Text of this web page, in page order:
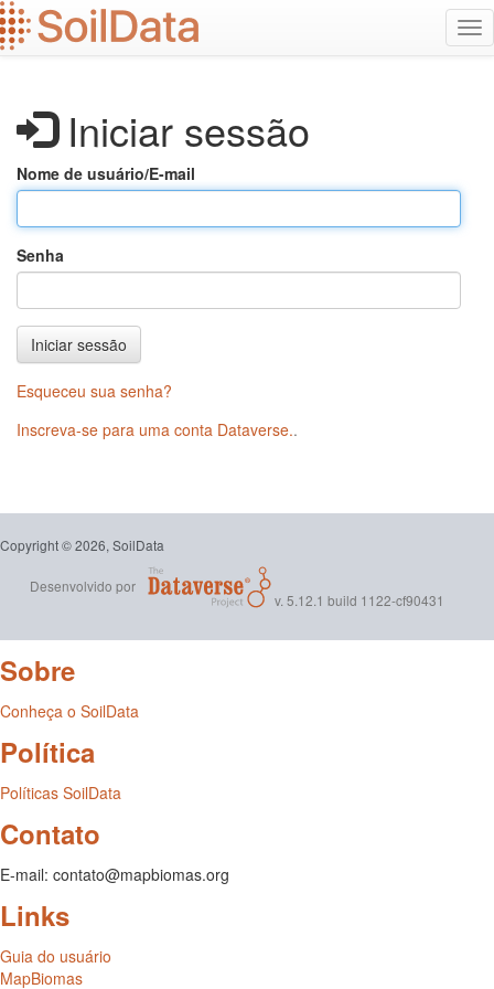
Ir
para
o
Iniciar sessão
Nome de usuário/E-mail
Senha
Iniciar sessão
Esqueceu sua senha?
Inscreva-se para uma conta Dataverse..
Copyright © 2026, SoilData
Desenvolvido por
v. 5.12.1 build 1122-cf90431
Sobre
Conheça o SoilData
Política
Políticas SoilData
Contato
E-mail: contato@mapbiomas.org
Links
Guia do usuário
MapBiomas